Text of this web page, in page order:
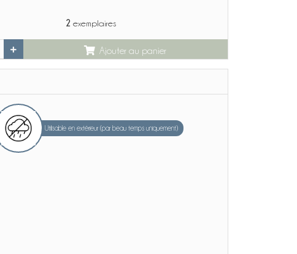
2 exemplaires
Ajouter au panier
Utilisable en extérieur (par beau temps uniquement)